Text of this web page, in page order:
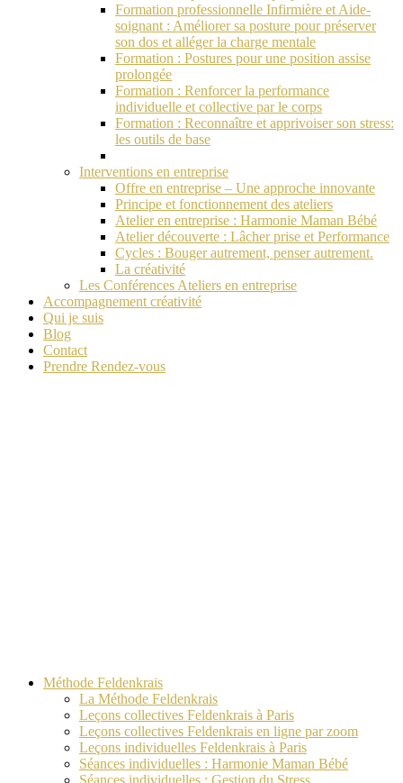
Formation professionnelle Infirmière et Aide-
soignant : Améliorer sa posture pour préserver
son dos et alléger la charge mentale
Formation : Postures pour une position assise
prolongée
Formation : Renforcer la performance
individuelle et collective par le corps
Formation : Reconnaître et apprivoiser son stress:
les outils de base
Interventions en entreprise
Offre en entreprise – Une approche innovante
Principe et fonctionnement des ateliers
Atelier en entreprise : Harmonie Maman Bébé
Atelier découverte : Lâcher prise et Performance
Cycles : Bouger autrement, penser autrement.
La créativité
Les Conférences Ateliers en entreprise
Accompagnement créativité
Qui je suis
Blog
Contact
Prendre Rendez-vous
Méthode Feldenkrais
La Méthode Feldenkrais
Leçons collectives Feldenkrais à Paris
Leçons collectives Feldenkrais en ligne par zoom
Leçons individuelles Feldenkrais à Paris
Séances individuelles : Harmonie Maman Bébé
Séances individuelles : Gestion du Stress